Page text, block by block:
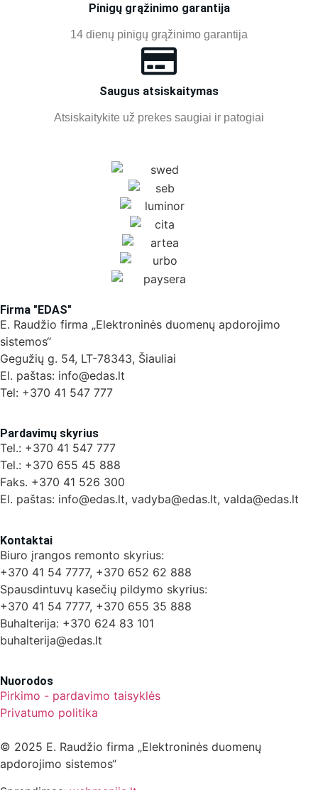
Pinigų grąžinimo garantija
14 dienų pinigų grąžinimo garantija
Saugus atsiskaitymas
Atsiskaitykite už prekes saugiai ir patogiai
Firma "EDAS"
E. Raudžio firma „Elektroninės duomenų apdorojimo
sistemos“
Gegužių g. 54, LT-78343, Šiauliai
El. paštas: info@edas.lt
Tel: +370 41 547 777
Pardavimų skyrius
Tel.: +370 41 547 777
Tel.: +370 655 45 888
Faks. +370 41 526 300
El. paštas: info@edas.lt, vadyba@edas.lt, valda@edas.lt
Kontaktai
Biuro įrangos remonto skyrius:
+370 41 54 7777, +370 652 62 888
Spausdintuvų kasečių pildymo skyrius:
+370 41 54 7777, +370 655 35 888
Buhalterija: +370 624 83 101
buhalterija@edas.lt
Nuorodos
Pirkimo - pardavimo taisyklės
Privatumo politika
© 2025 E. Raudžio firma „Elektroninės duomenų
apdorojimo sistemos“